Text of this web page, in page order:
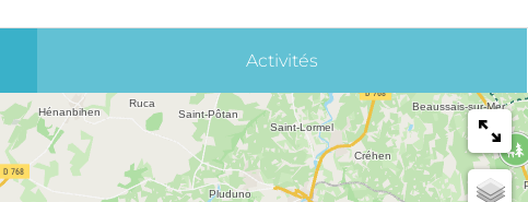
Activités